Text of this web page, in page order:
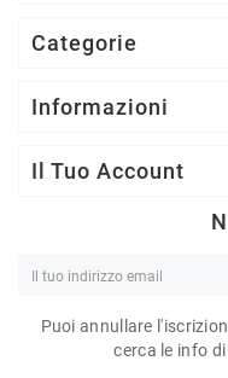
Categorie
Informazioni
Il Tuo Account
Puoi annullare
cerca le info